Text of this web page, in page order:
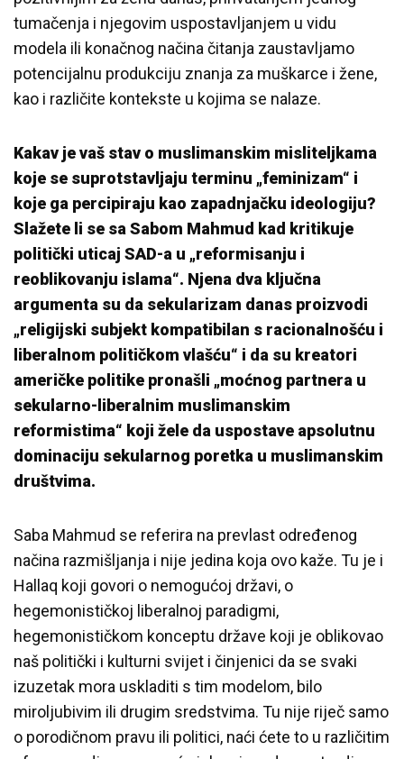
tumačenja i njegovim uspostavljanjem u vidu
modela ili konačnog načina čitanja zaustavljamo
potencijalnu produkciju znanja za muškarce i žene,
kao i različite kontekste u kojima se nalaze.
Kakav je vaš stav o muslimanskim misliteljkama
koje se suprotstavljaju terminu „feminizam“ i
koje ga percipiraju kao zapadnjačku ideologiju?
Slažete li se sa Sabom Mahmud kad kritikuje
politički uticaj SAD-a u „reformisanju i
reoblikovanju islama“. Njena dva ključna
argumenta su da sekularizam danas proizvodi
„religijski subjekt kompatibilan s racionalnošću i
liberalnom političkom vlašću“ i da su kreatori
američke politike pronašli „moćnog partnera u
sekularno-liberalnim muslimanskim
reformistima“ koji žele da uspostave apsolutnu
dominaciju sekularnog poretka u muslimanskim
društvima.
Saba Mahmud se referira na prevlast određenog
načina razmišljanja i nije jedina koja ovo kaže. Tu je i
Hallaq koji govori o nemogućoj državi, o
hegemonističkoj liberalnoj paradigmi,
hegemonističkom konceptu države koji je oblikovao
naš politički i kulturni svijet i činjenici da se svaki
izuzetak mora uskladiti s tim modelom, bilo
miroljubivim ili drugim sredstvima. Tu nije riječ samo
o porodičnom pravu ili politici, naći ćete to u različitim